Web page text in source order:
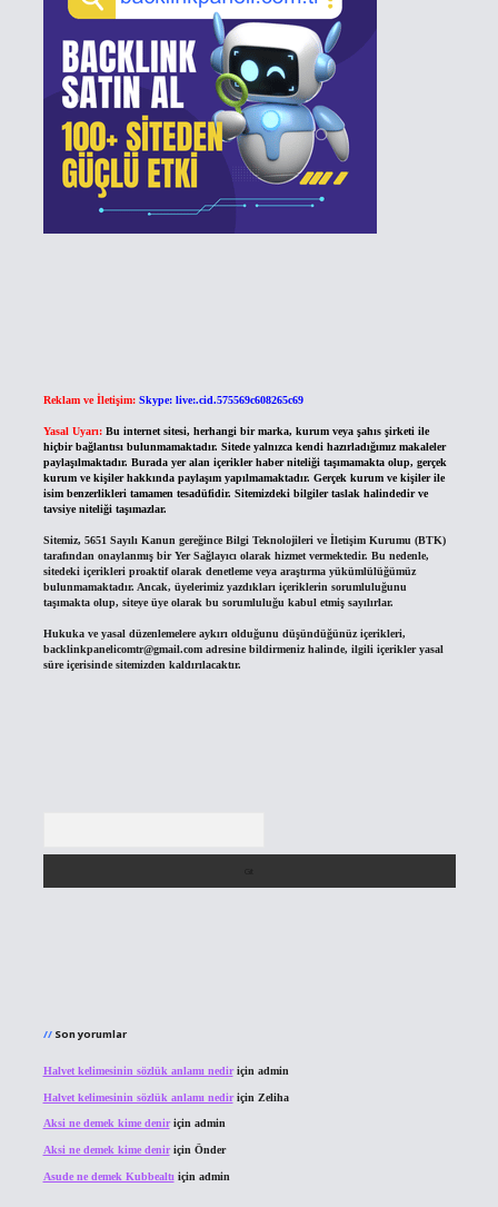
Reklam ve İletişim: Skype: live:.cid.575569c608265c69
Yasal Uyarı: Bu internet sitesi, herhangi bir marka, kurum veya şahıs şirketi ile
hiçbir bağlantısı bulunmamaktadır. Sitede yalnızca kendi hazırladığımız makaleler
paylaşılmaktadır. Burada yer alan içerikler haber niteliği taşımamakta olup, gerçek
kurum ve kişiler hakkında paylaşım yapılmamaktadır. Gerçek kurum ve kişiler ile
isim benzerlikleri tamamen tesadüfidir. Sitemizdeki bilgiler taslak halindedir ve
tavsiye niteliği taşımazlar.
Sitemiz, 5651 Sayılı Kanun gereğince Bilgi Teknolojileri ve İletişim Kurumu (BTK)
tarafından onaylanmış bir Yer Sağlayıcı olarak hizmet vermektedir. Bu nedenle,
sitedeki içerikleri proaktif olarak denetleme veya araştırma yükümlülüğümüz
bulunmamaktadır. Ancak, üyelerimiz yazdıkları içeriklerin sorumluluğunu
taşımakta olup, siteye üye olarak bu sorumluluğu kabul etmiş sayılırlar.
Hukuka ve yasal düzenlemelere aykırı olduğunu düşündüğünüz içerikleri,
backlinkpanelicomtr@gmail.comadresine bildirmeniz halinde, ilgili içerikler yasal
süre içerisinde sitemizden kaldırılacaktır.
Son yorumlar
Halvet kelimesinin sözlük anlamı nediriçin admin
Halvet kelimesinin sözlük anlamı nediriçin Zeliha
Aksi ne demek kime deniriçin admin
Aksi ne demek kime deniriçin Önder
Asude ne demek Kubbealtı için admin